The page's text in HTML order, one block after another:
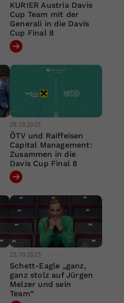
KURIER Austria Davis
Cup Team mit der
Generali in die Davis
Cup Final 8
29.10.2025
ÖTV und Raiffeisen
Capital Management:
Zusammen in die
Davis Cup Final 8
25.10.2025
Schett-Eagle „ganz,
ganz stolz auf Jürgen
Melzer und sein
Team“